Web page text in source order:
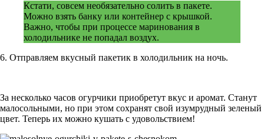
Кстати, совсем необязательно солить в пакете.
Можно взять банку или контейнер с крышкой.
Важно, чтобы при процессе маринования в
холодильнике не попадал воздух.
6. Отправляем вкусный пакетик в холодильник на ночь.
За несколько часов огурчики приобретут вкус и аромат. Станут
малосольными, но при этом сохранят свой изумрудный зеленый
цвет. Теперь их можно кушать с удовольствием!